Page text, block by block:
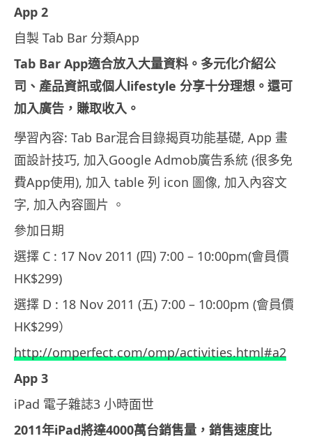
App 2
自製 Tab Bar 分類App
Tab Bar App適合放入大量資料。多元化介紹公
司、產品資訊或個人lifestyle 分享十分理想。還可
加入廣告，賺取收入。
學習內容: Tab Bar混合目錄揭頁功能基礎, App 畫
面設計技巧, 加入Google Admob廣告系統 (很多免
費App使用), 加入 table 列 icon 圖像, 加入內容文
字, 加入內容圖片 。
參加日期
選擇 C : 17 Nov 2011 (四) 7:00 – 10:00pm(會員價
HK$299)
選擇 D : 18 Nov 2011 (五) 7:00 – 10:00pm (會員價
HK$299）
http://omperfect.com/omp/activities.html#a2
App 3
iPad 電子雜誌3 小時面世
2011年iPad將達4000萬台銷售量，銷售速度比